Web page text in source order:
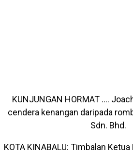
KUNJUNGAN HORMAT ….
cendera kenangan daripada
Sdn. Bhd.
KOTA KINABALU: Timbalan